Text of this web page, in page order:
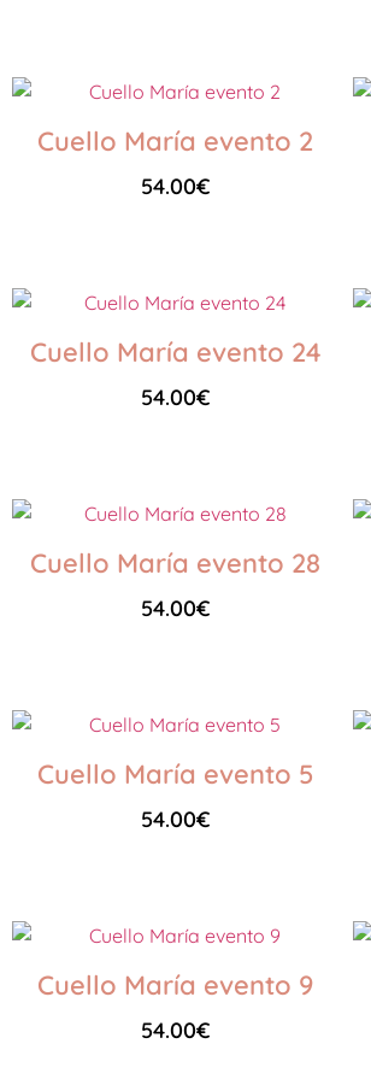
Cuello María evento 2
54.00€
Cuello María evento 24
54.00€
Cuello María evento 28
54.00€
Cuello María evento 5
54.00€
Cuello María evento 9
54.00€